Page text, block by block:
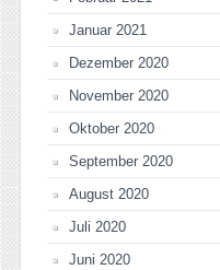
Januar 2021
Dezember 2020
November 2020
Oktober 2020
September 2020
August 2020
Juli 2020
Juni 2020